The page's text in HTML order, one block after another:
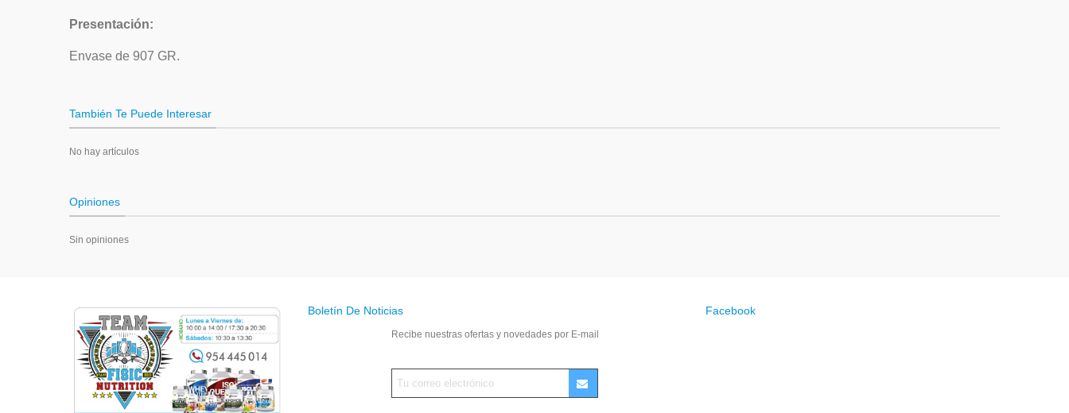
Presentación:
Envase de 907 GR.
También Te Puede Interesar
No hay artículos
Opiniones
Sin opiniones
Boletín De Noticias
Recibe nuestras ofertas y novedades por E-mail
Facebook